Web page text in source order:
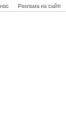
Реклама на сайті